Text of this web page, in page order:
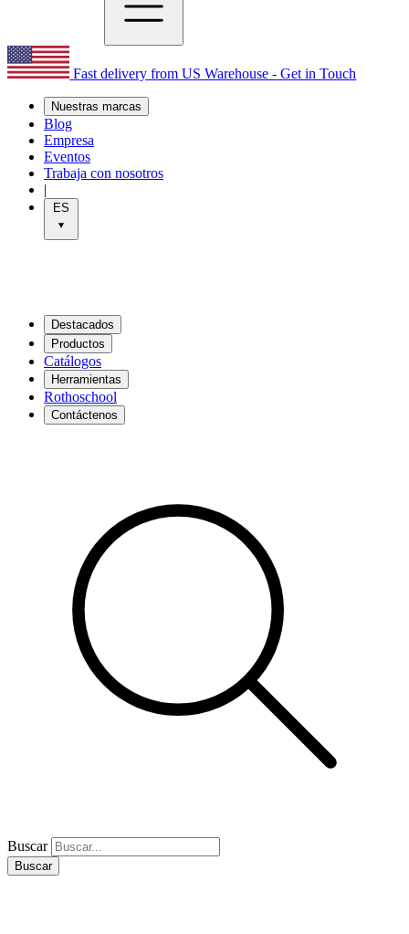
Fast delivery from US Warehouse - Get in Touch
Nuestras marcas
Blog
Empresa
Eventos
Trabaja con nosotros
|
ES
Destacados
Productos
Catálogos
Herramientas
Rothoschool
Contáctenos
Buscar
Buscar